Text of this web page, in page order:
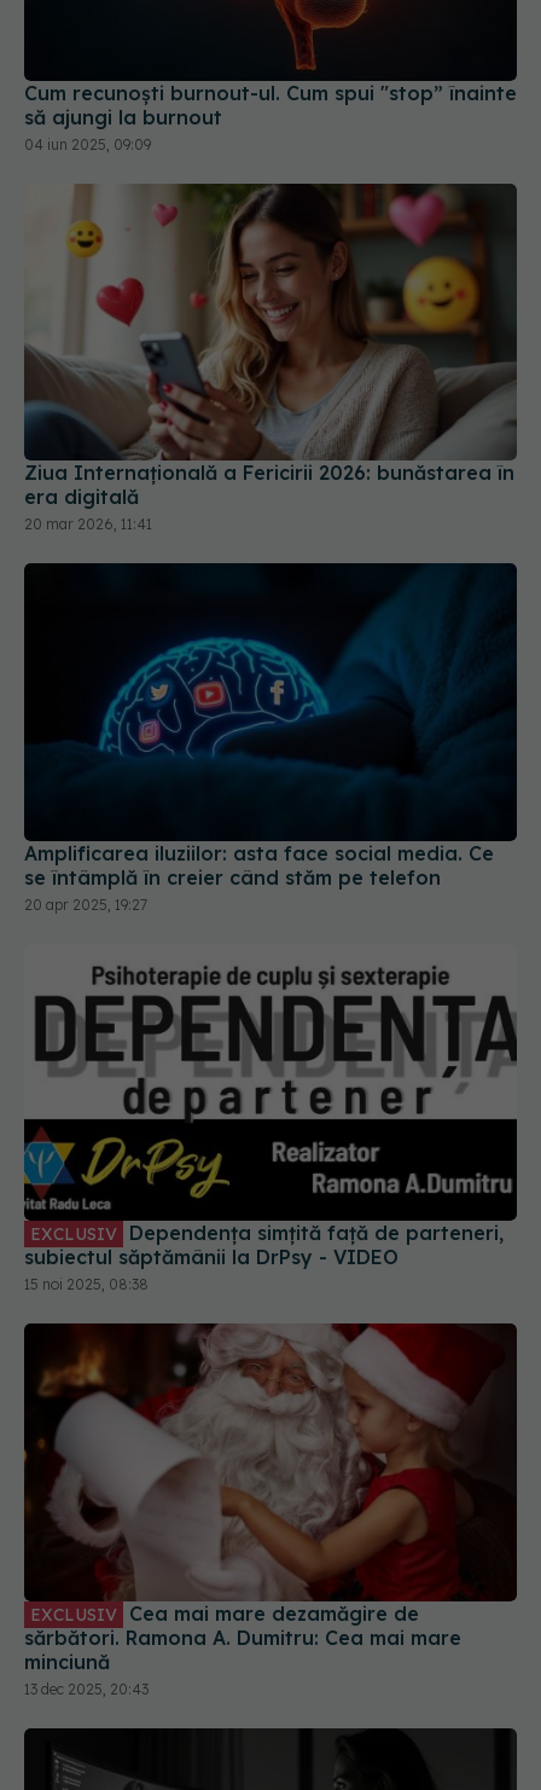
Cum recunoști burnout-ul. Cum spui "stop” înainte
să ajungi la burnout
04 iun 2025, 09:09
Ziua Internațională a Fericirii 2026: bunăstarea în
era digitală
20 mar 2026, 11:41
Amplificarea iluziilor: asta face social media. Ce
se întâmplă în creier când stăm pe telefon
20 apr 2025, 19:27
EXCLUSIV
subiectul săptămânii la DrPsy - VIDEO
15 noi 2025, 08:38
EXCLUSIV
sărbători. Ramona A. Dumitru: Cea mai mare
minciună
13 dec 2025, 20:43